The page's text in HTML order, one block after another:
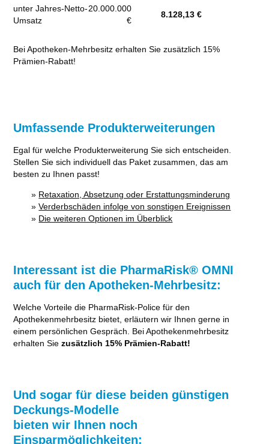
unter Jahres-Netto-
Umsatz
20.000.000
€
8.128,13 €
Bei Apotheken-Mehrbesitz erhalten Sie zusätzlich 15%
Prämien-Rabatt!
Umfassende Produkterweiterungen
Egal für welche Produkterweiterung Sie sich entscheiden.
Stellen Sie sich individuell das Paket zusammen, das am
besten zu Ihnen passt!
» Retaxation, Absetzung oder Erstattungsminderung
»Verderbschäden infolge von sonstigen Ereignissen
» Die weiteren Optionen im Überblick
Interessant ist die PharmaRisk® OMNI
auch für den Apotheken-Mehrbesitz:
Welche Vorteile die PharmaRisk-Police für den
Apothekenmehrbesitz bietet, erläutern wir Ihnen gerne in
einem persönlichen Gespräch. Bei Apothekenmehrbesitz
erhalten Siezusätzlich 15% Prämien-Rabatt!
Und sogar für diese beiden günstigen
Deckungs-Modelle
bieten wir Ihnen noch
Einsparmöglichkeiten: